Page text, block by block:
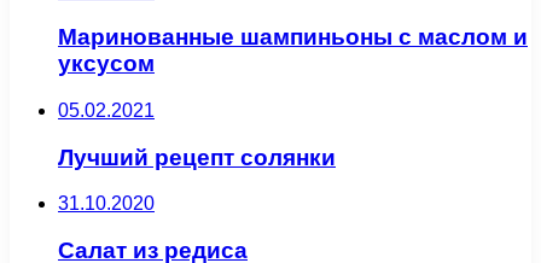
Маринованные шампиньоны с маслом и
уксусом
05.02.2021
Лучший рецепт солянки
31.10.2020
Салат из редиса